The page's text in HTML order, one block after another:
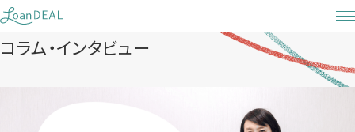
Skip
to
content
コラム・インタビュー